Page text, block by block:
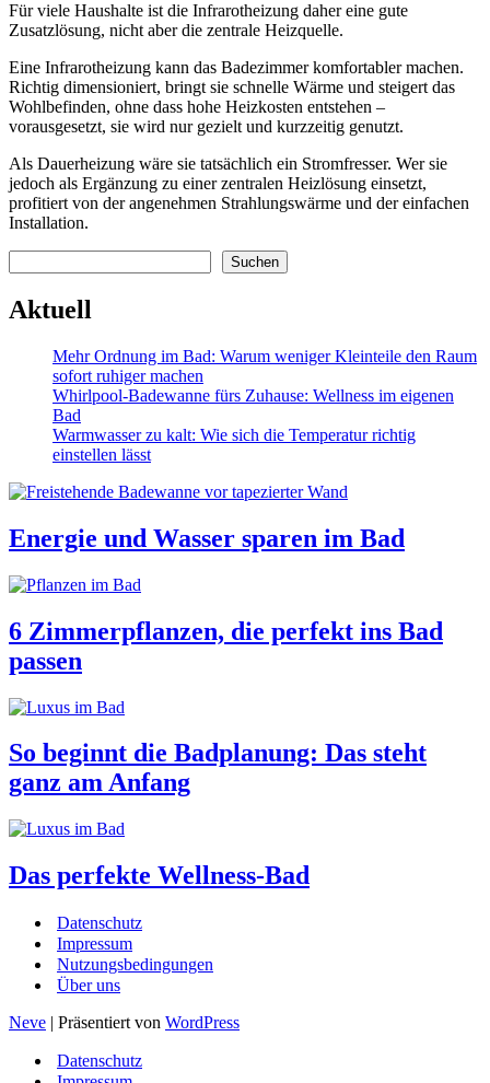
Für viele Haushalte ist die Infrarotheizung daher eine gute
Zusatzlösung, nicht aber die zentrale Heizquelle.
Eine Infrarotheizung kann das Badezimmer komfortabler machen.
Richtig dimensioniert, bringt sie schnelle Wärme und steigert das
Wohlbefinden, ohne dass hohe Heizkosten entstehen –
vorausgesetzt, sie wird nur gezielt und kurzzeitig genutzt.
Als Dauerheizung wäre sie tatsächlich ein Stromfresser. Wer sie
jedoch als Ergänzung zu einer zentralen Heizlösung einsetzt,
profitiert von der angenehmen Strahlungswärme und der einfachen
Installation.
Suchen
Aktuell
Mehr Ordnung im Bad: Warum weniger Kleinteile den Raum
sofort ruhiger machen
Whirlpool-Badewanne fürs Zuhause: Wellness im eigenen
Bad
Warmwasser zu kalt: Wie sich die Temperatur richtig
einstellen lässt
Energie und Wasser sparen im Bad
6 Zimmerpflanzen, die perfekt ins Bad
passen
So beginnt die Badplanung: Das steht
ganz am Anfang
Das perfekte Wellness-Bad
Datenschutz
Impressum
Nutzungsbedingungen
Über uns
Neve | Präsentiert von WordPress
Datenschutz